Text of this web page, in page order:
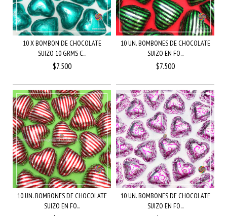
10 X BOMBON DE CHOCOLATE
SUIZO 10 GRMS C...
$7.500
10 UN. BOMBONES DE CHOCOLATE
SUIZO EN FO...
$7.500
10 UN. BOMBONES DE CHOCOLATE
SUIZO EN FO...
10 UN. BOMBONES DE CHOCOLATE
SUIZO EN FO...